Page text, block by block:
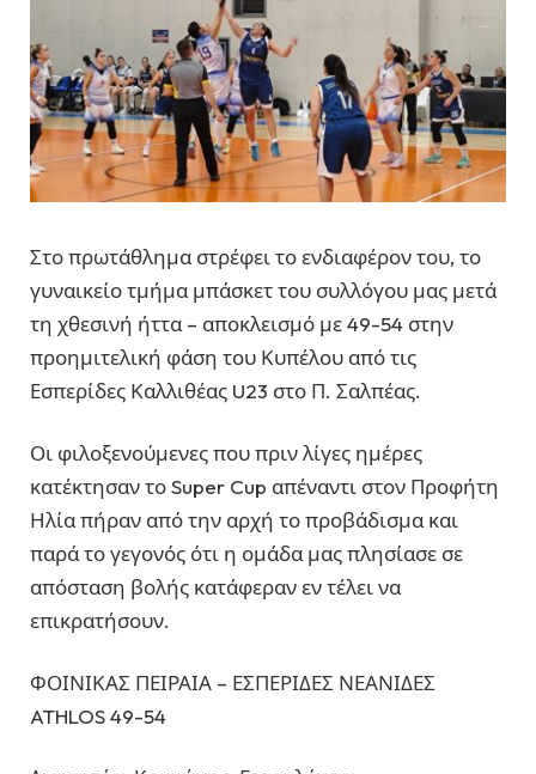
Στο πρωτάθλημα στρέφει το ενδιαφέρον του, το
γυναικείο τμήμα μπάσκετ του συλλόγου μας μετά
τη χθεσινή ήττα – αποκλεισμό με 49-54 στην
προημιτελική φάση του Κυπέλου από τις
Εσπερίδες Καλλιθέας U23 στο Π. Σαλπέας.
Οι φιλοξενούμενες που πριν λίγες ημέρες
κατέκτησαν το Super Cup απέναντι στον Προφήτη
Ηλία πήραν από την αρχή το προβάδισμα και
παρά το γεγονός ότι η ομάδα μας πλησίασε σε
απόσταση βολής κατάφεραν εν τέλει να
επικρατήσουν.
ΦΟΙΝΙΚΑΣ ΠΕΙΡΑΙΑ – ΕΣΠΕΡΙΔΕΣ ΝΕΑΝΙΔΕΣ
ATHLOS 49-54